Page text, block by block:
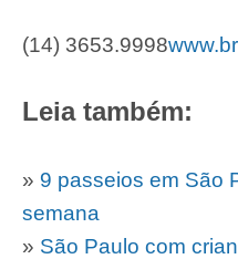
(14) 3653.9998
Leia também:
» 9 passeios em São
semana
» São Paulo com